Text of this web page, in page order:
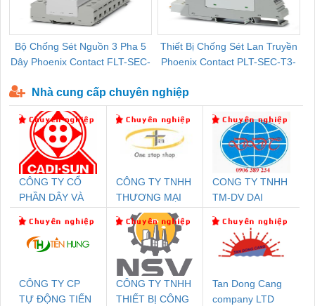
Bộ Chống Sét Nguồn 3 Pha 5
Dây Phoenix Contact FLT-SEC-
Thiết Bị Chống Sét Lan Truyền
Phoenix Contact PLT-SEC-T3-
Nhà cung cấp chuyên nghiệp
CÔNG TY CỔ
PHẦN DÂY VÀ
THƯỢNG ĐÌNH
CÔNG TY TNHH
THƯƠNG MẠI
THIÊN ÂN VIỆT
NAM
CONG TY TNHH
TM-DV DAI
CÔNG TY CP
TỰ ĐỘNG TIẾN
CÔNG TY TNHH
THIẾT BỊ CÔNG
Tan Dong Cang
company LTD